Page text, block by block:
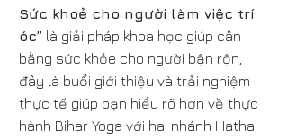
Sức khoẻ cho người làm việc trí
óc” là giải pháp khoa học giúp cân
bằng sức khỏe cho người bận rộn,
đây là buổi giới thiệu và trải nghiệm
thực tế giúp bạn hiểu rõ hơn về thực
hành Bihar Yoga với hai nhánh Hatha